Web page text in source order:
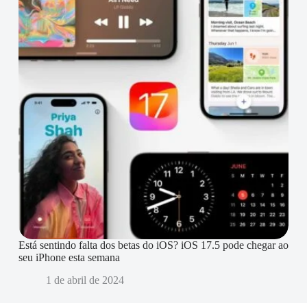
Está sentindo falta dos betas do iOS? iOS 17.5 pode chegar ao
seu iPhone esta semana
1 de abril de 2024